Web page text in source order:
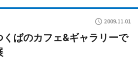
2009.11.01
ばのカフェ&ギャラリーで